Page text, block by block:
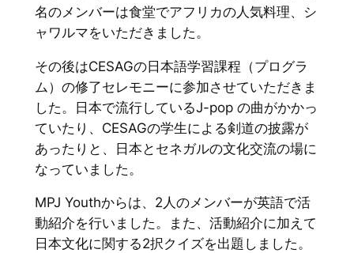
名のメンバーは食堂でアフリカの人気料理、シ
ャワルマをいただきました。
その後はCESAGの日本語学習課程（プログラ
ム）の修了セレモニーに参加させていただきま
した。日本で流行しているJ-pop の曲がかかっ
ていたり、CESAGの学生による剣道の披露が
あったりと、日本とセネガルの文化交流の場に
なっていました。
MPJ Youthからは、2人のメンバーが英語で活
動紹介を行いました。また、活動紹介に加えて
日本文化に関する2択クイズを出題しました。